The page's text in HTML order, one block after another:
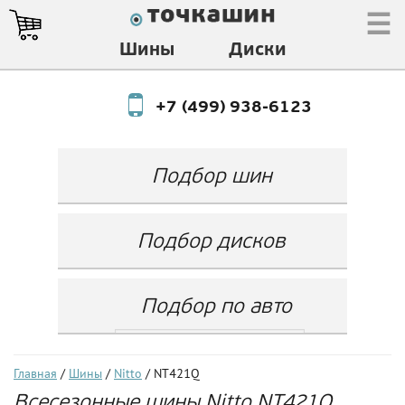
Шины Диски
☰
+7 (499) 938-6123
Подбор шин
Любой
Любой
Show
Подбор дисков
Ширина Любой
Любой
LZ Любой
Подбор по авто
Год
Главная / Шины / Nitto / NT421Q